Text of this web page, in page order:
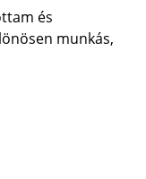
és
munkás,